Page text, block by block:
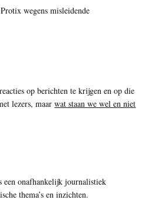
wegens misleidende
op berichten te krijgen en op die
lezers, maarwat staan we wel en niet
een onafhankelijk journalistiek
thema’s en inzichten.